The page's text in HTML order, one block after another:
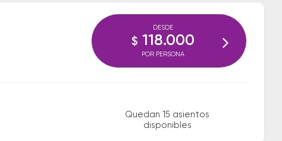
Quedan 15 asientos
disponibles
DESDE
$ 118.000
POR PERSONA